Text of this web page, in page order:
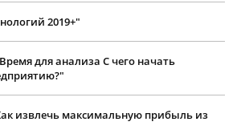
2019+"
для анализа С чего начать
извлечь максимальную прибыль из